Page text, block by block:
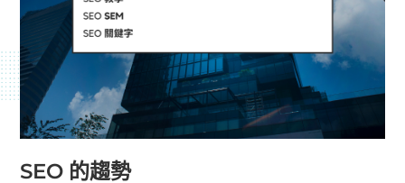
SEO 的趨勢